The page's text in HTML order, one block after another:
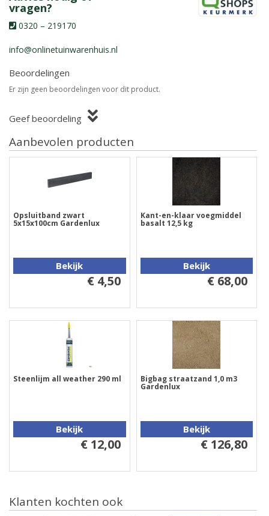
vragen?
0320 – 219170
info@onlinetuinwarenhuis.nl
Beoordelingen
Er zijn geen beoordelingen voor dit product.
Geef beoordeling
Aanbevolen producten
Opsluitband zwart
5x15x100cm Gardenlux
Bekijk
€ 4,50
Kant-en-klaar voegmiddel
basalt 12,5 kg
Bekijk
€ 68,00
Steenlijm all weather 290 ml
Bekijk
€ 12,00
Bigbag straatzand 1,0 m3
Gardenlux
Bekijk
€ 126,80
Klanten kochten ook